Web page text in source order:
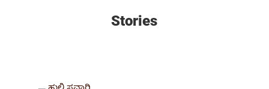
Stories